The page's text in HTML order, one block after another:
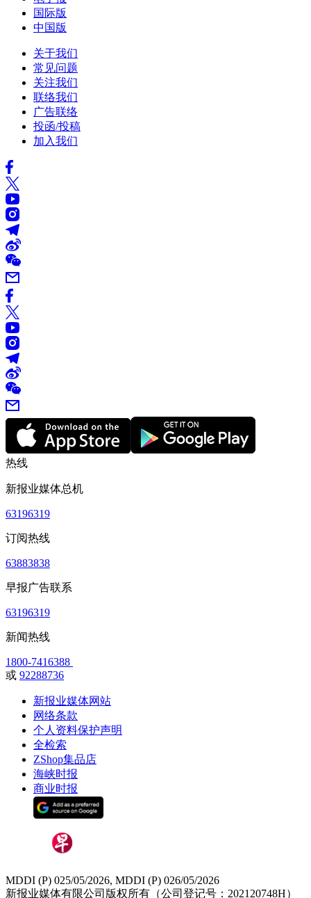
国际版
中国版
关于我们
常见问题
关注我们
联络我们
广告联络
投函/投稿
加入我们
热线
新报业媒体总机
63196319
订阅热线
63883838
早报广告联系
63196319
新闻热线
1800-7416388
或 92288736
新报业媒体网站
网络条款
个人资料保护声明
全检索
ZShop集品店
海峡时报
商业时报
MDDI (P) 025/05/2026, MDDI (P) 026/05/2026
新报业媒体有限公司版权所有（公司登记号：202120748H）